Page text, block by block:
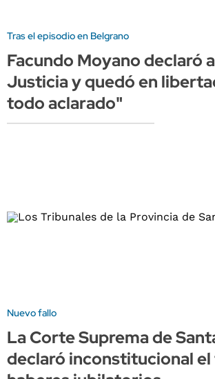
Tras el episodio en Belgrano
Facundo Moyano declaró
Justicia y quedó en
todo aclarado"
Nuevo fallo
La Corte Suprema de
declaró inconstitucional el